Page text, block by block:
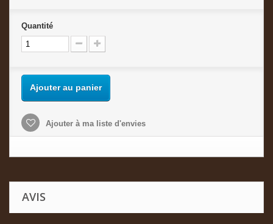
Quantité
Ajouter au panier
Ajouter à ma liste d'envies
AVIS